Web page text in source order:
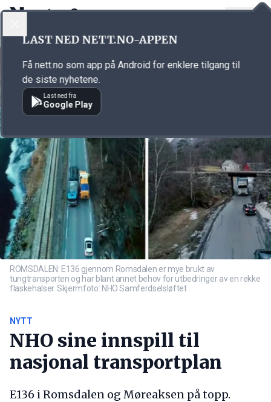
Annonsørinnhold
ROMSDALEN: E136 gjennom Romsdalen er mye brukt av
tungtransporten og har blant annet behov for utbedringer av en rekke
flaskehalser. Skjermfoto: NHO Samferdselsløftet
NYTT
NHO sine innspill til
nasjonal transportplan
E136 i Romsdalen og Møreaksen på topp.
LAST NED NETT.NO-APPEN
Få nett.no som app på Android for enklere tilgang til
de siste nyhetene.
Last ned fra
Google Play